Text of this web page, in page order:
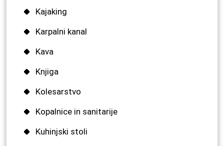
Kajaking
Karpalni kanal
Kava
Knjiga
Kolesarstvo
Kopalnice in sanitarije
Kuhinjski stoli